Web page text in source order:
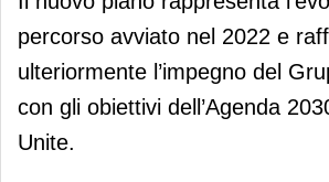
percorso avviato nel 2022 e
ulteriormente l’impegno del
con gli obiettivi dell’Agenda
Unite.